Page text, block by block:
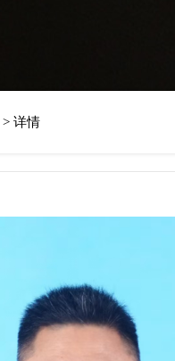
> 详情